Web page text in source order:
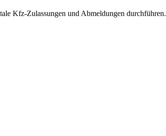
Kfz-Zulassungen und Abmeldungen durchführen.